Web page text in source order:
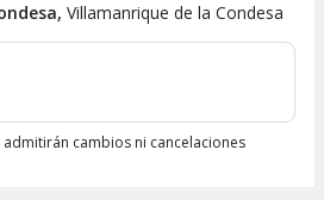
, Villamanrique de la Condesa
cambios ni cancelaciones